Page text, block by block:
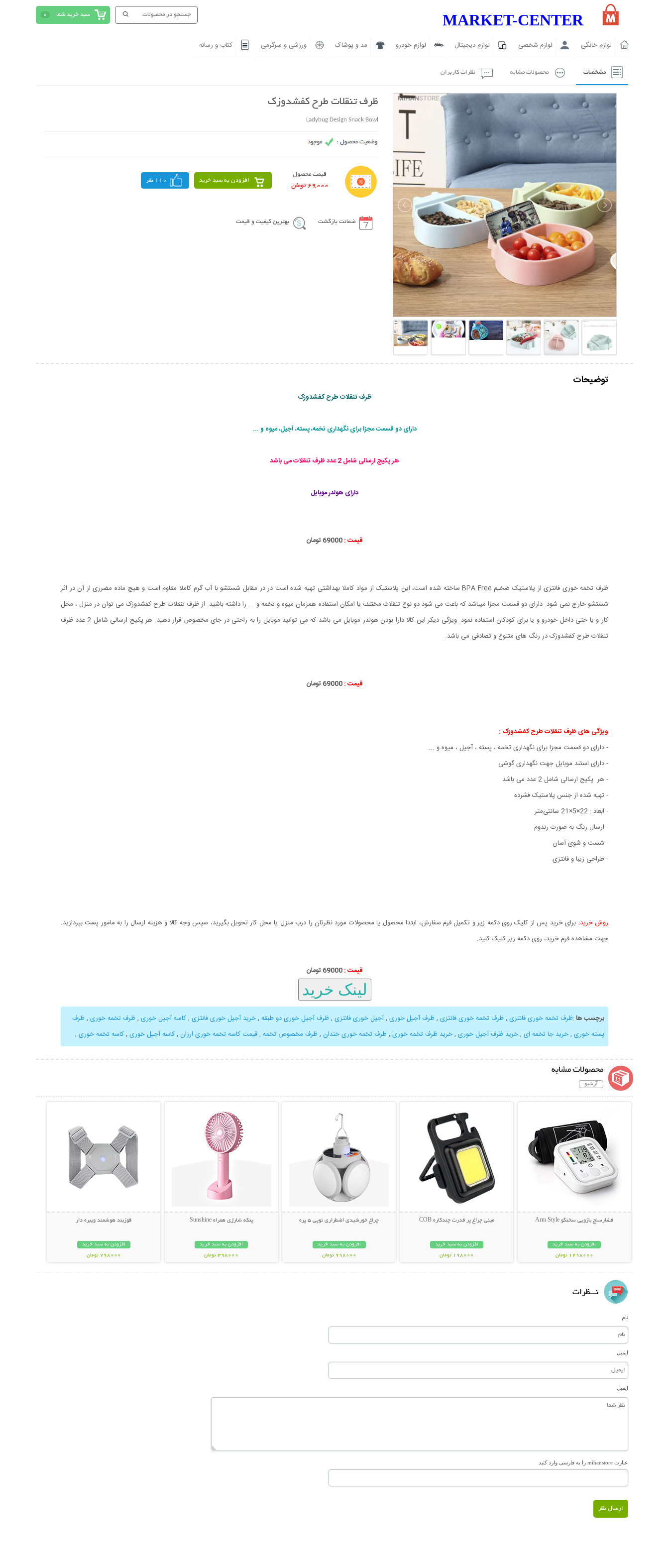
سبد خرید شما 0 MARKET-CENTER
لوازم خانگی لوازم شخصی لوازم دیجیتال لوازم خودرو مد و پوشاک ورزشی و سرگرمی کتاب و رسانه
مشخصات محصولات مشابه نظرات کاربران
ظرف تنقلات طرح کفشدوزک
Ladybug Design Snack Bowl
قیمت محصول
69,000 تومان
افزودن به سبد خرید 110 نفر
ضمانت بازگشت بهترین کیفیت و قیمت
توضیحات
ظرف تنقلات طرح کفشدوزک
دارای دو قسمت مجزا برای نگهداری تخمه، پسته، آجیل، میوه و ...
هر پکیج ارسالی شامل 2 عدد ظرف تنقلات می باشد
دارای هولدر موبایل
قیمت :69000 تومان
ظرف تخمه خوری فانتزی از پلاستیک ضخیم BPA Free ساخته شده است، این پلاستیک از مواد کاملا بهداشتی تهیه شده است در در مقابل شستشو با آب گرم کاملا مقاوم است و هیچ ماده مضرری از آن در اثر
شستشو خارج نمی شود. دارای دو قسمت مجزا میباشد که باعث می شود دو نوع تنقلات مختلف یا امکان استفاده همزمان میوه و تخمه و ... را داشته باشید. از ظرف تنقلات طرح کفشدوزک می توان در منزل ، محل
کار و یا حتی داخل خودرو و یا برای کودکان استفاده نمود. ویژگی دیکر این کالا دارا بودن هولدر موبایل می باشد که می توانید موبایل را به راحتی در جای مخصوص قرار دهید. هر پکیج ارسالی شامل 2 عدد ظرف
تنقلات طرح کفشدوزک در رنگ های متنوع و تصادفی می باشد.
قیمت :69000 تومان
ویژگی های ظرف تنقلات طرح کفشدوزک :
- دارای دو قسمت مجزا برای نگهداری تخمه ، پسته ، آجیل ، میوه و ...
- دارای استند موبایل جهت نگهداری گوشی
- هر پکیج ارسالی شامل 2 عدد می باشد
- تهیه شده از جنس پلاستیک فشرده
- ابعاد : 22×5×21 سانتی‌متر
- ارسال رنگ به صورت رندوم
- شست و شوی آسان
- طراحی زیبا و فانتزی
روش خرید: برای خرید پس از کلیک روی دکمه زیر و تکمیل فرم سفارش، ابتدا محصول یا محصولات مورد نظرتان را درب منزل یا محل کار تحویل بگیرید، سپس وجه کالا و هزینه ارسال را به مامور پست بپردازید.
جهت مشاهده فرم خرید، روی دکمه زیر کلیک کنید.
قیمت : 69000 تومان
برچسب ها:ظرف تخمه خوری فانتزی ,ظرف تخمه خوری فانتزی ,ظرف آجیل خوری ,آجیل خوری فانتزی ,ظرف آجیل خوری دو طبقه ,خرید آجیل خوری فانتزی ,کاسه آجیل خوری ,ظرف تخمه خوری ,ظرف
پسته خوری ,خرید جا تخمه ای ,خرید ظرف آجیل خوری ,خرید ظرف تخمه خوری ,ظرف تخمه خوری خندان ,ظرف مخصوص تخمه ,قیمت کاسه تخمه خوری ارزان ,کاسه آجیل خوری ,کاسه تخمه خوری ,
محصولات مشابه
آرشیو
فشارسنج بازویی سخنگو Arm Style
افزودن به سبد خرید
1298000 تومان
مینی چراغ پر قدرت چندکاره COB
افزودن به سبد خرید
198000 تومان
چراغ خورشیدی اضطراری توپی 5 پره
افزودن به سبد خرید
998000 تومان
پنکه شارژی همراه Sunshine
افزودن به سبد خرید
398000 تومان
قوزبند هوشمند ویبره دار
افزودن به سبد خرید
798000 تومان
نـــظرات
نام
ایمیل
ایمیل
عبارت mihanstore را به فارسی وارد کنید
ارسال نظر